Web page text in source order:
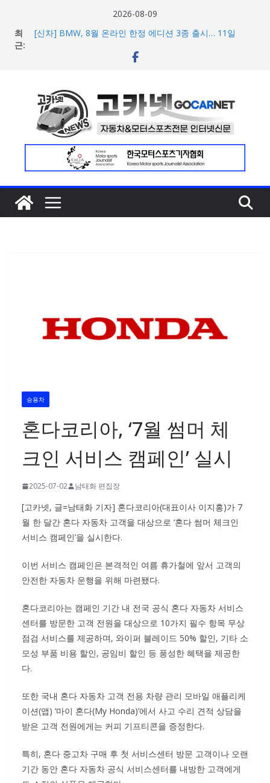
2026-08-09
최
근:
[신차] BMW, 8월 온라인 한정 에디션 3종 출시… 11일
벤틀리, 첫 순수 전기 어반 럭셔리 SUV 토르칼 탑재될 ‘큐레
팝업 오픈
BMW 레이디스 챔피언십 2026, 다양한 티켓 패키지 선보이
며 본격 대회 준비 돌입
현대차·기아, ‘2026 레드닷 어워드’에서 최우수상 2개·본상
15개 수상
승용차
혼다코리아, ‘7월 썸머 체
크인 서비스 캠페인’ 실시
2025-07-02 남태화 편집장
[고카넷, 글=남태화 기자] 혼다코리아(대표이사 이지홍)가 7
월 한 달간 혼다 자동차 고객을 대상으로 ‘혼다 썸머 체크인
서비스 캠페인’을 실시한다.
이번 서비스 캠페인은 본격적인 여름 휴가철에 앞서 고객의
안전한 자동차 운행을 위해 마련됐다.
혼다코리아는 캠페인 기간 내 전국 공식 혼다 자동차 서비스
센터를 방문한 고객 전원을 대상으로 10가지 필수 항목 무상
점검 서비스를 제공하며, 와이퍼 블레이드 50% 할인, 기타 소
모성 부품 비용 할인, 공임비 할인 등 풍성한 혜택을 제공한
다.
또한 국내 혼다 자동차 고객 전용 차량 관리 모바일 애플리케
이션(앱) ‘마이 혼다(My Honda)’에서 사고 수리 견적 상담을
받은 고객 전원에게는 커피 기프티콘을 증정한다.
특히, 혼다 중고차 구매 후 첫 서비스센터 방문 고객이나 오랜
기간 동안 혼다 자동차 공식 서비스센터를 내방한 고객에게